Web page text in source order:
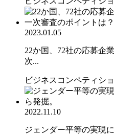
2023.01.05
22か国、72社の応募企
次...
ビジネスコンペティシ
2022.11.10
ジェンダー平等の実現